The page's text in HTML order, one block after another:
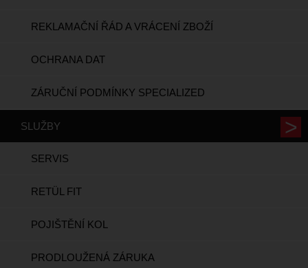
REKLAMAČNÍ ŘÁD A VRÁCENÍ ZBOŽÍ
OCHRANA DAT
ZÁRUČNÍ PODMÍNKY SPECIALIZED
SLUŽBY
SERVIS
RETÜL FIT
POJIŠTĚNÍ KOL
PRODLOUŽENÁ ZÁRUKA